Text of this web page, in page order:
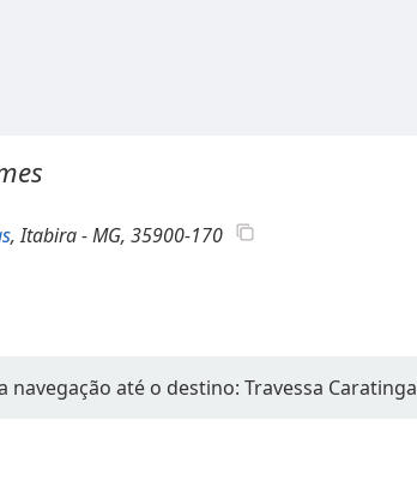
, Itabira - MG, 35900-170
até o destino: Travessa Caratinga